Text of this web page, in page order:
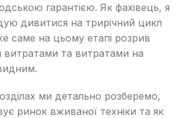
гарантією. Як фахівець, я
дивитися на трирічний цикл
саме на цьому етапі розрив
витратами та витратами на
ми детально розберемо,
ринок вживаної техніки та як